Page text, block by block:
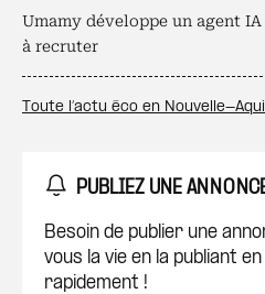
Umamy développe un agent
à recruter
Toute l’actu éco en Nouvelle-
PUBLIEZ UNE
Besoin de publier une
vous la vie en la publiant
rapidement !